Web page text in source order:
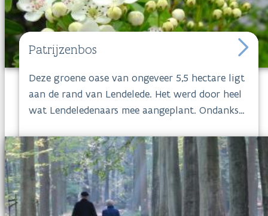
opwww.parkbos.be.
Patrijzenbos
Deze groene oase van ongeveer 5,5 hectare ligt
aan de rand van Lendelede. Het werd door heel
wat Lendeledenaars mee aangeplant. Ondanks
al veel zangvogels. Een lentewandeling met
gratis vogelconcert is dan ook zeker en vast het
overwegen waard.
Volg boswachter Jan van het Patrijzenbos op